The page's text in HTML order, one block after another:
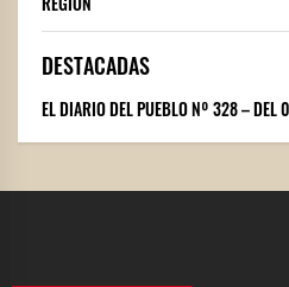
DESTACADAS
EL DIARIO DEL PUEBLO Nº 328 – DEL